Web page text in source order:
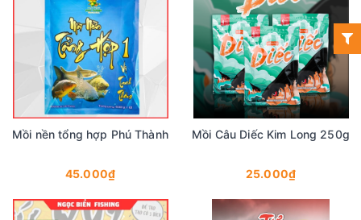
Mồi nền tổng hợp Phú Thành
45.000₫
Mồi Câu Diếc Kim Long 250g
25.000₫